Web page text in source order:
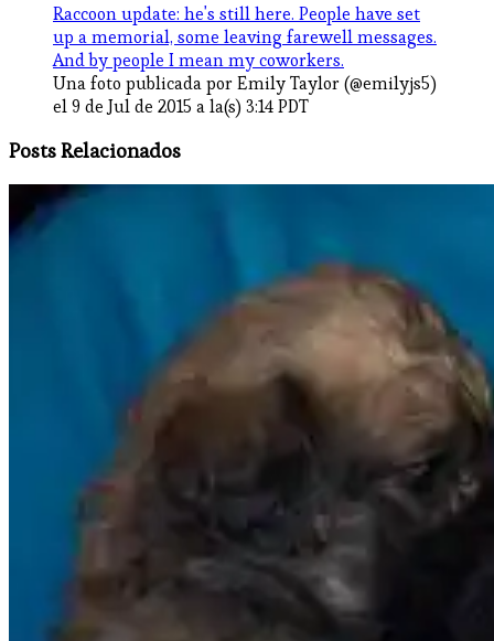
Raccoon update: he's still here. People have set
up a memorial, some leaving farewell messages.
And by people I mean my coworkers.
Una foto publicada por Emily Taylor (@emilyjs5)
el 9 de Jul de 2015 a la(s) 3:14 PDT
Posts Relacionados